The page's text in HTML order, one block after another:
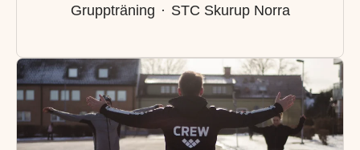
Gruppträning · STC Skurup Norra